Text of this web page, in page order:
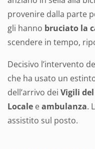
provenire dalla parte
gli hanno bruciato la
scendere in tempo,
Decisivo l’intervento
che ha usato un
dell’arrivo dei Vigili
Locale eambulanza.
assistito sul posto.